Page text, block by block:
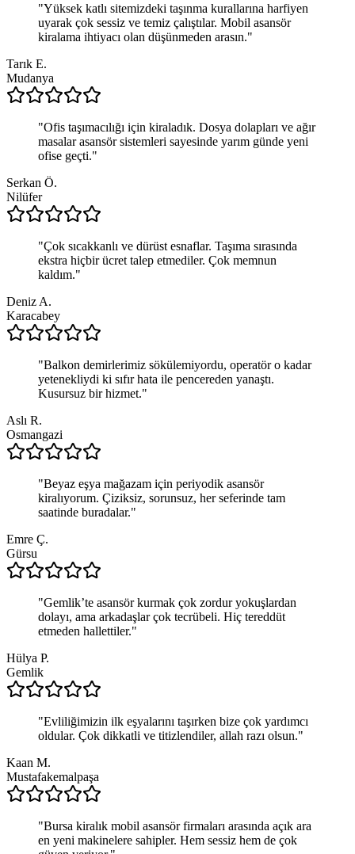
"Yüksek katlı sitemizdeki taşınma kurallarına harfiyen
uyarak çok sessiz ve temiz çalıştılar. Mobil asansör
kiralama ihtiyacı olan düşünmeden arasın."
Tarık E.
Mudanya
"Ofis taşımacılığı için kiraladık. Dosya dolapları ve ağır
masalar asansör sistemleri sayesinde yarım günde yeni
ofise geçti."
Serkan Ö.
Nilüfer
"Çok sıcakkanlı ve dürüst esnaflar. Taşıma sırasında
ekstra hiçbir ücret talep etmediler. Çok memnun
kaldım."
Deniz A.
Karacabey
"Balkon demirlerimiz sökülemiyordu, operatör o kadar
yetenekliydi ki sıfır hata ile pencereden yanaştı.
Kusursuz bir hizmet."
Aslı R.
Osmangazi
"Beyaz eşya mağazam için periyodik asansör
kiralıyorum. Çiziksiz, sorunsuz, her seferinde tam
saatinde buradalar."
Emre Ç.
Gürsu
"Gemlik’te asansör kurmak çok zordur yokuşlardan
dolayı, ama arkadaşlar çok tecrübeli. Hiç tereddüt
etmeden hallettiler."
Hülya P.
Gemlik
"Evliliğimizin ilk eşyalarını taşırken bize çok yardımcı
oldular. Çok dikkatli ve titizlendiler, allah razı olsun."
Kaan M.
Mustafakemalpaşa
"Bursa kiralık mobil asansör firmaları arasında açık ara
en yeni makinelere sahipler. Hem sessiz hem de çok